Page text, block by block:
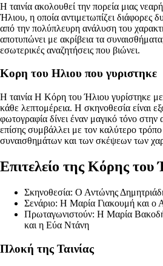
Η ταινία ακολουθεί την πορεία μιας
Ήλιου, η οποία αντιμετωπίζει διάφορες
από την πολύπλευρη ανάλυση του
αποτυπώνει με ακρίβεια τα
εσωτερικές αναζητήσεις που βιώνει.
Κορη του Ηλιου που γυριστηκε
Η ταινία Η Κόρη του Ήλιου γυρίστηκε
κάθε λεπτομέρεια. Η σκηνοθεσία είναι
φωτογραφία δίνει έναν μαγικό τόνο
επίσης συμβάλλει με τον καλύτερο
συναισθημάτων και των σκέψεων των
Επιτελείο της Κόρης του
Σκηνοθεσία: Ο Αντώνης
Σενάριο: Η Μαρία Γιακουμή και ο
Πρωταγωνιστούν: Η Μαρία
και η Εύα Ντάνη
Πλοκή της Ταινίας